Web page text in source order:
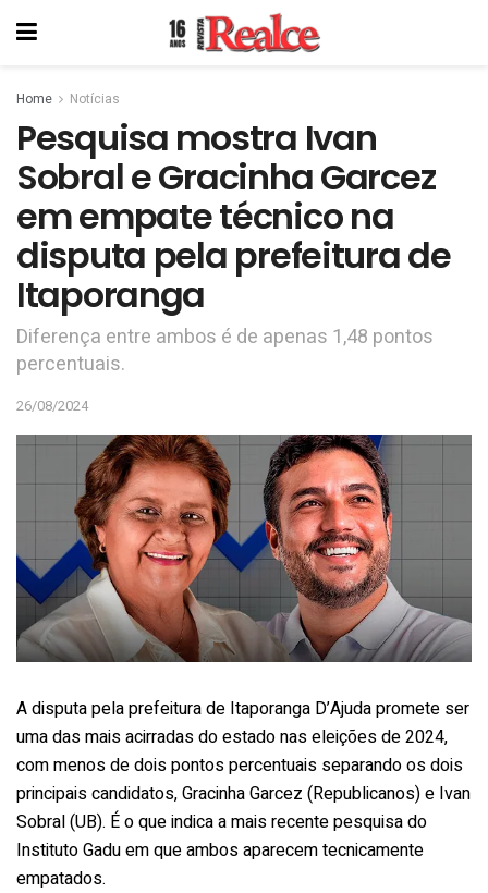
Home Notícias
Pesquisa mostra Ivan
Sobral e Gracinha Garcez
em empate técnico na
disputa pela prefeitura de
Itaporanga
Diferença entre ambos é de apenas 1,48 pontos
percentuais.
26/08/2024
A disputa pela prefeitura de Itaporanga D’Ajuda promete ser
uma das mais acirradas do estado nas eleições de 2024,
com menos de dois pontos percentuais separando os dois
principais candidatos, Gracinha Garcez (Republicanos) e Ivan
Sobral (UB). É o que indica a mais recente pesquisa do
Instituto Gadu em que ambos aparecem tecnicamente
empatados.